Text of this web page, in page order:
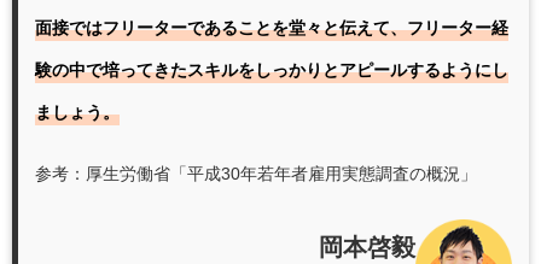
岡本啓毅
面接ではフリーターであることを堂々と伝えて、フリーター経
験の中で培ってきたスキルをしっかりとアピールするようにし
ましょう。
参考：厚生労働省「平成30年若年者雇用実態調査の概況 」